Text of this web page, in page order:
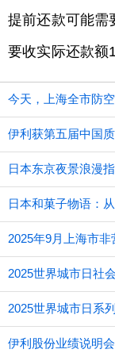
提前还款可能需
要收实际还款额
伊利获第五届中国
日本东京夜景浪漫
日本和菓子物语：
2025年9月上海市
2025世界城市日系
伊利股份业绩说明